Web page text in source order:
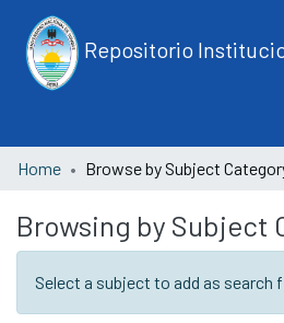
Repositorio
Home Browse by Subject
Browsing by Subject
Select a subject to add as search